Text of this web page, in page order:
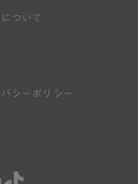
の登録を拒否し、
れた登録を取り消
ついて
シーポリシー